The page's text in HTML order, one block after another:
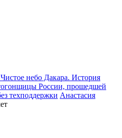
Чистое небо Дакара. История
России, прошедшей
техподдержки Анастасия